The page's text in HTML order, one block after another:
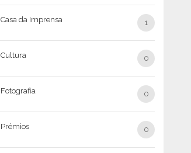
Casa da Imprensa 1
Cultura 0
Fotografia 0
Prémios 0